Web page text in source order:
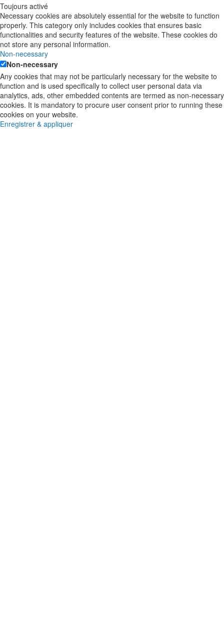
Toujours activé
Necessary cookies are absolutely essential for the website to function
properly. This category only includes cookies that ensures basic
functionalities and security features of the website. These cookies do
not store any personal information.
Non-necessary
Non-necessary
Any cookies that may not be particularly necessary for the website to
function and is used specifically to collect user personal data via
analytics, ads, other embedded contents are termed as non-necessary
cookies. It is mandatory to procure user consent prior to running these
cookies on your website.
Enregistrer & appliquer